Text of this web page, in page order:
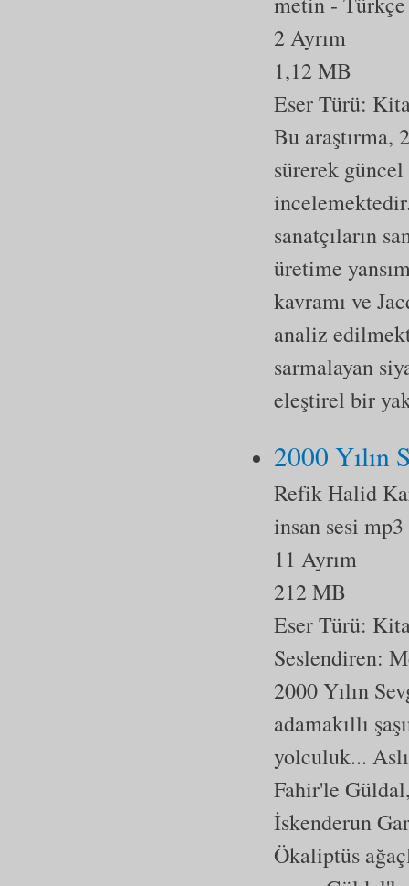
2 Ayrım
1,12 MB
Eser Türü:
Bu araştırma,
sürerek
sanatçıların
üretime
kavramı ve
analiz
sarmalayan
eleştirel bir
2000 Yılın
Refik Halid
insan sesi mp3
11 Ayrım
212 MB
Eser Türü:
Seslendiren:
2000 Yılın
adamakıllı
yolculuk...
Fahir'le
İskenderun
Ökaliptüs